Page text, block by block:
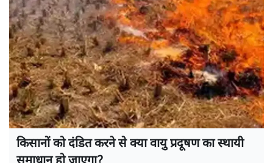
किसानों को दंडित करने से क्या वायु प्रदूषण का स्थायी